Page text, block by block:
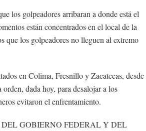
los golpeadores arribaran a donde está el
están concentrados en el local de la
que los golpeadores no lleguen al extremo
en Colima, Fresnillo y Zacatecas, desde
dada hoy, para desalojar a los
evitaron el enfrentamiento.
DEL GOBIERNO FEDERAL Y DEL